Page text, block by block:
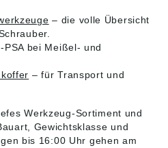
– die volle Übersicht
PSA bei Meißel- und
– für Transport und
Werkzeug-Sortiment und
Gewichtsklasse und
bis 16:00 Uhr gehen am